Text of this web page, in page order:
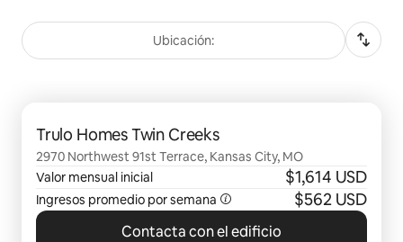
Ubicación:
Trulo Homes Twin Creeks
2970 Northwest 91st Terrace, Kansas City, MO
Valor mensual inicial
$1,614 USD
Ingresos promedio por semana $562 USD
Contacta con el edificio